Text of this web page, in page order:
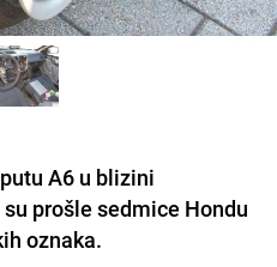
A6 u blizini
prošle sedmice Hondu
oznaka.